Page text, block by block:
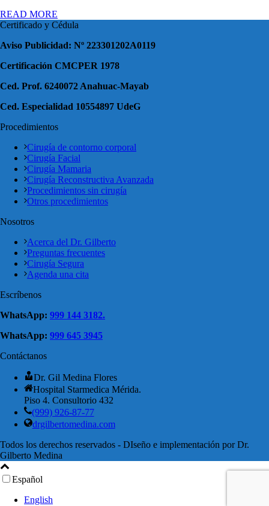
READ MORE
Certificado y Cédula
Aviso Publicidad: Nº 223301202A0119
Certificación CMCPER 1978
Ced. Prof. 6240072 Anahuac-Mayab
Ced. Especialidad 10554897 UdeG
Procedimientos
Cirugía de contorno corporal
Cirugía Facial
Cirugía Mamaria
Cirugía Reconstructiva Avanzada
Procedimientos sin cirugía
Otros procedimientos
Nosotros
Acerca del Dr. Gilberto
Preguntas frecuentes
Cirugía Segura
Agenda una cita
Escríbenos
WhatsApp: 999 144 3182.
WhatsApp: 999 645 3945
Contáctanos
Dr. Gil Medina Flores
Hospital Starmedica Mérida.
Piso 4. Consultorio 432
(999) 926-87-77
drgilbertomedina.com
Todos los derechos reservados - DIseño e implementación por Dr.
Gilberto Medina
Español
English